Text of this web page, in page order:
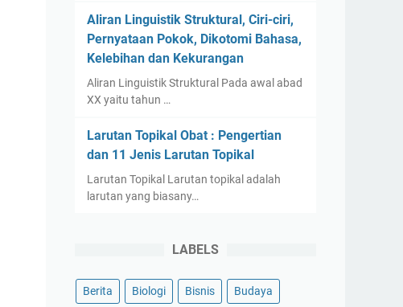
Aliran Linguistik Struktural, Ciri-ciri,
Pernyataan Pokok, Dikotomi Bahasa,
Kelebihan dan Kekurangan
Aliran Linguistik Struktural Pada awal abad
XX yaitu tahun …
Larutan Topikal Obat : Pengertian
dan 11 Jenis Larutan Topikal
Larutan Topikal Larutan topikal adalah
larutan yang biasany…
LABELS
Berita Biologi Bisnis Budaya